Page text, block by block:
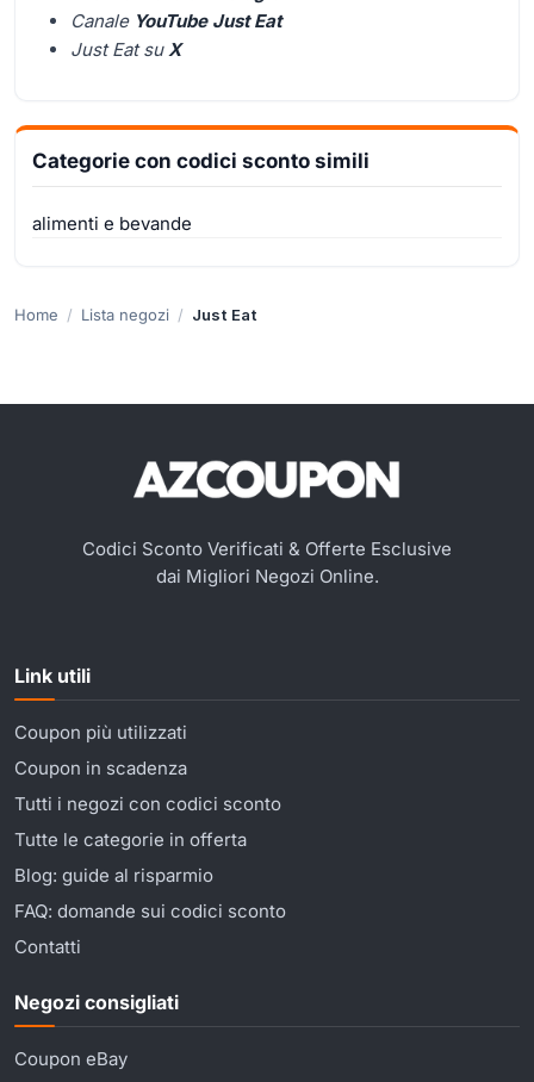
Canale YouTube Just Eat
Just Eat suX
Categorie con codici sconto simili
alimenti e bevande
Home Lista negozi Just Eat
Codici Sconto Verificati & Offerte Esclusive
dai Migliori Negozi Online.
Link utili
Coupon più utilizzati
Coupon in scadenza
Tutti i negozi con codici sconto
Tutte le categorie in offerta
Blog: guide al risparmio
FAQ: domande sui codici sconto
Contatti
Negozi consigliati
Coupon eBay